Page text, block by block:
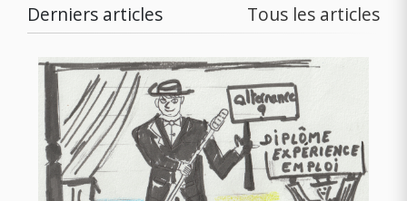
Derniers articles Tous les articles